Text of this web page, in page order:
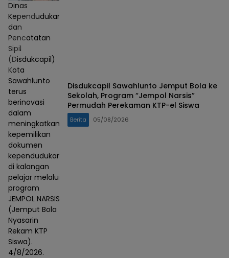
Dinas
Kependudukan
dan
Pencatatan
Sipil
(Disdukcapil)
Kota
Sawahlunto
terus
berinovasi
dalam
meningkatkan
kepemilikan
dokumen
kependudukan
di kalangan
pelajar melalui
program
JEMPOL NARSIS
(Jemput Bola
Nyasarin
Rekam KTP
Siswa).
4/8/2026.
Disdukcapil Sawahlunto Jemput Bola ke
Sekolah, Program “Jempol Narsis”
Permudah Perekaman KTP-el Siswa
Berita 05/08/2026